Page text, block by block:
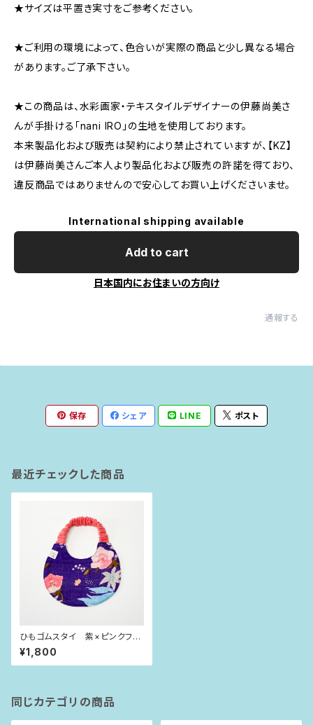
★サイズは平置き実寸をご参考ください。
★ご利用の環境によって、色合いが実際の商品と少し異なる場合
があります。ご了承下さい。
★この商品は、水彩画家・テキスタイルデザイナーの伊藤尚美さ
んが手掛ける「nani IRO」の生地を使用しております。
本来製品化および販売は契約により禁止されていますが、【KZ】
は伊藤尚美さんご本人より製品化および販売の許諾を得ており、
違反商品ではありませんので安心してお買い上げくださいませ。
International shipping available
Add to cart
日本国内にお住まいの方向け
通報する
保存 シェア LINE ポスト
最近チェックした商品
ひもゴムスタイ 紫×ピンクフラ
ワー
¥1,800
同じカテゴリの商品